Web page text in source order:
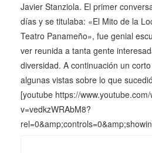
Javier Stanziola. El primer
días y se titulaba: «El Mito de la
Teatro Panameño», fue genial
ver reunida a tanta gente
diversidad. A continuación un
algunas vistas sobre lo que
[youtube https://
v=vedkzWRAbM8?